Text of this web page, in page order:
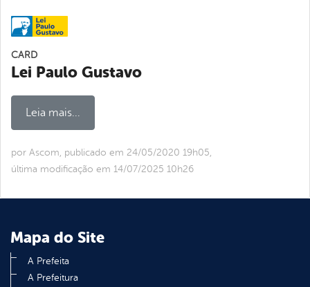
CARD
Lei Paulo Gustavo
Leia mais...
por Ascom, publicado em 24/05/2020 19h05,
última modificação em 14/07/2025 10h26
Mapa do Site
A Prefeita
A Prefeitura